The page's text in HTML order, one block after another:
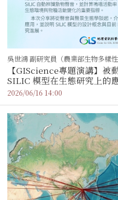
吳世鴻 副研究員（農業部生物多樣性
【GIScience專題演講】被
SILIC 模型在生態研究上的
2026/06/16 14:00